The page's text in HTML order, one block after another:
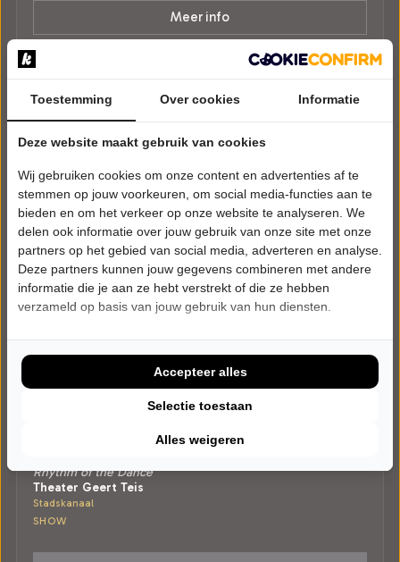
Meer info
WOENSDAG 16 DECEMBER 2026 • 20:00 UUR
Rhythm of the Dance
Rhythm of the Dance
Theater Geert Teis
Stadskanaal
SHOW
Toestemming Over cookies Informatie
Deze website maakt gebruik van cookies
Wij gebruiken cookies om onze content en advertenties af te
stemmen op jouw voorkeuren, om social media-functies aan te
bieden en om het verkeer op onze website te analyseren. We
delen ook informatie over jouw gebruik van onze site met onze
partners op het gebied van social media, adverteren en analyse.
Deze partners kunnen jouw gegevens combineren met andere
informatie die je aan ze hebt verstrekt of die ze hebben
verzameld op basis van jouw gebruik van hun diensten.
Alles weigeren
Selectie toestaan
Accepteer alles